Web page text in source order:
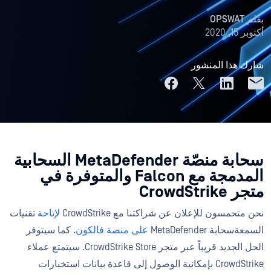
بقلمOPSWAT
أكتوبر 15, 2020
شارك هذا المنشور
سحابة منصّة MetaDefender السحابية
المدمجة مع Falcon والمتوفرة في
متجر CrowdStrike
نحن متحمسون للإعلان عن شراكتنا مع CrowdStrike لإتاحة تقنيات
السمعةسحابة MetaDefender
على منصة فالكون. كما سيتوفر
الحل الجديد قريباً عبر متجر CrowdStrike Store. سيتمتع عملاء
CrowdStrike بإمكانية الوصول إلى قاعدة بيانات استخبارات